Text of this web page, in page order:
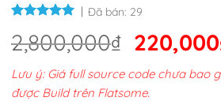
Đã bán: 29
2,800,000₫ Giá
gốc
là:
220,000
Lưu ý: Giá full source code chưa bao
được Build trên Flatsome.